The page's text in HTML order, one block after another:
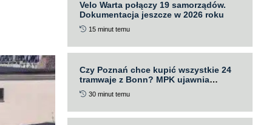
Velo Warta połączy 19 samorządów.
Dokumentacja jeszcze w 2026 roku
15 minut temu
Czy Poznań chce kupić wszystkie 24
tramwaje z Bonn? MPK ujawnia
koszty, harmonogram i plany
eksploatacji NGT6
30 minut temu